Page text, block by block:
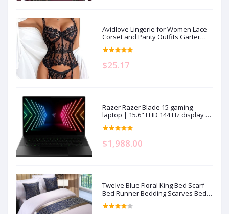
Avidlove Lingerie for Women Lace
Corset and Panty Outfits Garter
Lingerie Sets S-XXL
$25.17
Razer Razer Blade 15 gaming
laptop | 15.6" FHD 144 Hz display |
Intel Core i7-11800H | 16GB RAM |
512GB SSD storage | NVIDIA RTX
keyboard | Windows 11
$1,988.00
Twelve Blue Floral King Bed Scarf
Bed Runner Bedding Scarves Bed
Cover for Home Hotel Guesthouse
19.7x95.4in